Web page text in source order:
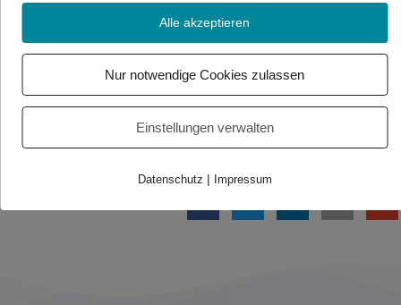
Milliarden Dollar gestemmt.
Quelle: APA
Foto/Video Credits: APA / Gebärdenwelt.tv
Alle akzeptieren
Nur notwendige Cookies zulassen
Einstellungen verwalten
Datenschutz | Impressum